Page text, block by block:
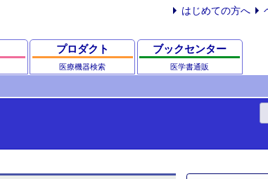
はじめての方へ
プロダクト
医療機器検索
ブックセンター
医学書通販